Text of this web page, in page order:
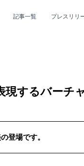
記事一覧 プレスリリ
プ #男性シンガーグルー
するバーチ
登場です。